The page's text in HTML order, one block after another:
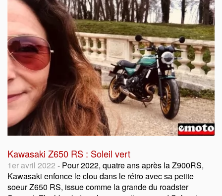
Kawasaki Z650 RS : Soleil vert
1er avril 2022 - Pour 2022, quatre ans après la Z900RS,
Kawasaki enfonce le clou dans le rétro avec sa petite
soeur Z650 RS, issue comme la grande du roadster